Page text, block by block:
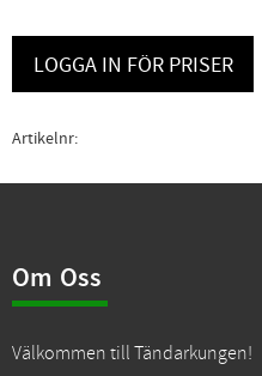
LOGGA IN FÖR PRISER
Artikelnr
Om Oss
Välkommen till Tändarkungen!